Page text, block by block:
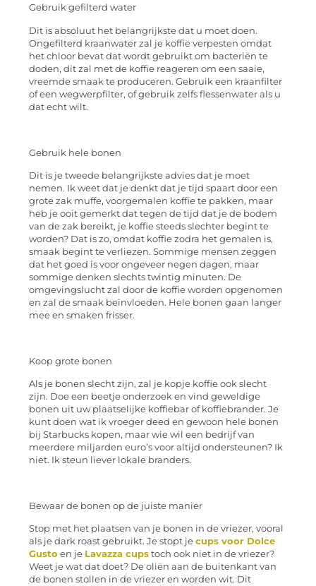
Gebruik gefilterd water
Dit is absoluut het belangrijkste dat u moet doen.
Ongefilterd kraanwater zal je koffie verpesten omdat
het chloor bevat dat wordt gebruikt om bacteriën te
doden, dit zal met de koffie reageren om een saaie,
vreemde smaak te produceren. Gebruik een kraanfilter
of een wegwerpfilter, of gebruik zelfs flessenwater als u
dat echt wilt.
Gebruik hele bonen
Dit is je tweede belangrijkste advies dat je moet
nemen. Ik weet dat je denkt dat je tijd spaart door een
grote zak muffe, voorgemalen koffie te pakken, maar
heb je ooit gemerkt dat tegen de tijd dat je de bodem
van de zak bereikt, je koffie steeds slechter begint te
worden? Dat is zo, omdat koffie zodra het gemalen is,
smaak begint te verliezen. Sommige mensen zeggen
dat het goed is voor ongeveer negen dagen, maar
sommige denken slechts twintig minuten. De
omgevingslucht zal door de koffie worden opgenomen
en zal de smaak beïnvloeden. Hele bonen gaan langer
mee en smaken frisser.
Koop grote bonen
Als je bonen slecht zijn, zal je kopje koffie ook slecht
zijn. Doe een beetje onderzoek en vind geweldige
bonen uit uw plaatselijke koffiebar of koffiebrander. Je
kunt doen wat ik vroeger deed en gewoon hele bonen
bij Starbucks kopen, maar wie wil een bedrijf van
meerdere miljarden euro’s voor altijd ondersteunen? Ik
niet. Ik steun liever lokale branders.
Bewaar de bonen op de juiste manier
Stop met het plaatsen van je bonen in de vriezer, vooral
als je dark roast gebruikt. Je stopt je cups voor Dolce
Gusto en je Lavazza cups toch ook niet in de vriezer?
Weet je wat dat doet? De oliën aan de buitenkant van
de bonen stollen in de vriezer en worden wit. Dit